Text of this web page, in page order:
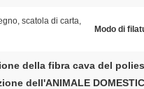
scatola di carta,
Modo di
della fibra cava del
dell'ANIMALE